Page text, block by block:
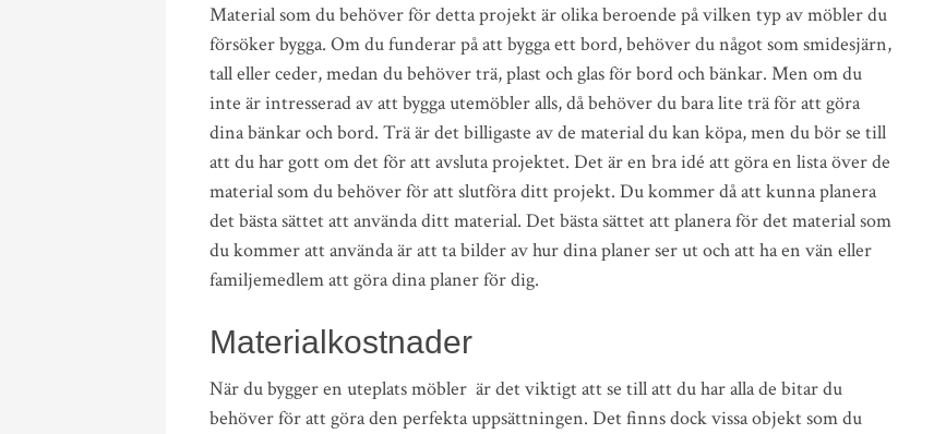
Material som du behöver för detta projekt är olika beroende på vilken typ av möbler du
försöker bygga. Om du funderar på att bygga ett bord, behöver du något som smidesjärn,
tall eller ceder, medan du behöver trä, plast och glas för bord och bänkar. Men om du
inte är intresserad av att bygga utemöbler alls, då behöver du bara lite trä för att göra
dina bänkar och bord. Trä är det billigaste av de material du kan köpa, men du bör se till
att du har gott om det för att avsluta projektet. Det är en bra idé att göra en lista över de
material som du behöver för att slutföra ditt projekt. Du kommer då att kunna planera
det bästa sättet att använda ditt material. Det bästa sättet att planera för det material som
du kommer att använda är att ta bilder av hur dina planer ser ut och att ha en vän eller
familjemedlem att göra dina planer för dig.
Materialkostnader
När du bygger en uteplats möbler är det viktigt att se till att du har alla de bitar du
behöver för att göra den perfekta uppsättningen. Det finns dock vissa objekt som du